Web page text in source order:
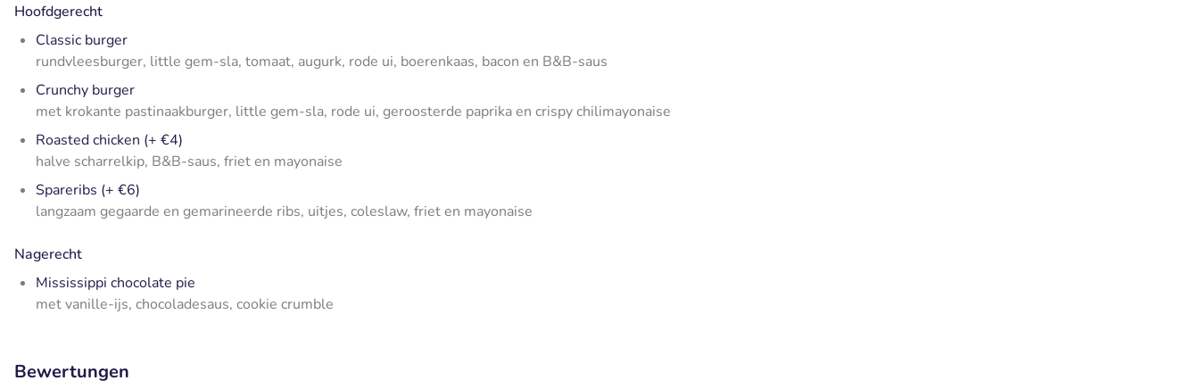
Hoofdgerecht
Classic burger
rundvleesburger, little gem-sla, tomaat, augurk, rode ui, boerenkaas, bacon en B&B-saus
Crunchy burger
met krokante pastinaakburger, little gem-sla, rode ui, geroosterde paprika en crispy chilimayonaise
Roasted chicken (+ €4)
halve scharrelkip, B&B-saus, friet en mayonaise
Spareribs (+ €6)
langzaam gegaarde en gemarineerde ribs, uitjes, coleslaw, friet en mayonaise
Nagerecht
Mississippi chocolate pie
met vanille-ijs, chocoladesaus, cookie crumble
Bewertungen